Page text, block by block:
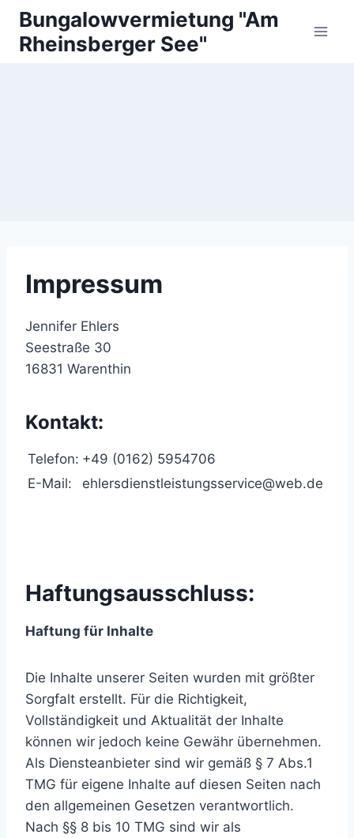
Zum
Inhalt
springen
Bungalowvermietung "Am
Rheinsberger See"
Impressum
Jennifer Ehlers
Seestraße 30
16831 Warenthin
Kontakt:
Telefon: +49 (0162) 5954706
E-Mail:
ehlersdienstleistungsservice@web.de
Haftungsausschluss:
Haftung für Inhalte
Die Inhalte unserer Seiten wurden mit größter
Sorgfalt erstellt. Für die Richtigkeit,
Vollständigkeit und Aktualität der Inhalte
können wir jedoch keine Gewähr übernehmen.
Als Diensteanbieter sind wir gemäß § 7 Abs.1
TMG für eigene Inhalte auf diesen Seiten nach
den allgemeinen Gesetzen verantwortlich.
Nach §§ 8 bis 10 TMG sind wir als